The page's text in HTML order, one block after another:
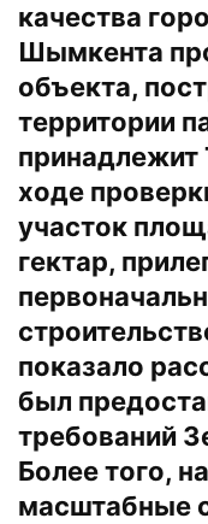
качества
Шымкента
объекта,
территории
принадлежит
ходе
участок
гектар,
показало
был
требований
Более того,
масштабные